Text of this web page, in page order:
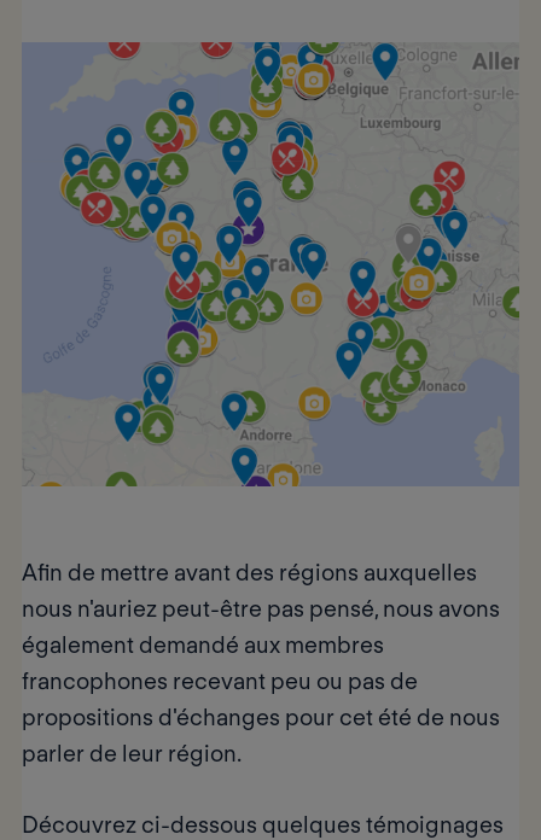
Afin de mettre avant des régions auxquelles
nous n'auriez peut-être pas pensé, nous avons
également demandé aux membres
francophones recevant peu ou pas de
propositions d'échanges pour cet été de nous
parler de leur région.
Découvrez ci-dessous quelques témoignages